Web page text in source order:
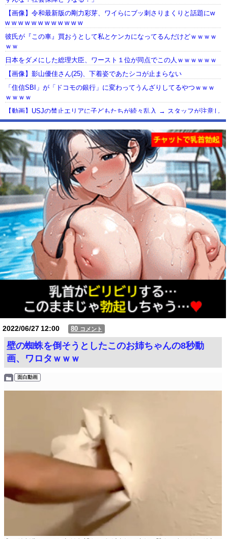
【画像】令和最新版の剛力彩芽、ワイらにブッ刺さりまくりと話題にw
w w w w w w w w w w w w
彼氏が『この車』買おうとして私とケンカになってるんだけどｗｗｗｗ
ｗｗ
日本をダメにした総理大臣、ワースト１位が同点でこの人ｗｗｗｗｗｗ
【画像】影山優佳さん(25)、下着姿であたシコが止まらない
「住信SBI」が「ドコモの銀行」に変わってうんざりしてるやつｗｗｗ
ｗｗｗｗ
【動画】USJの禁止エリアに子どもたちが続々乱入 → スタッフが注意し
ても止まらない事態に
Powered by livedoor 相互RSS
2022/06/2712:00 80 コメント
壁の蜘蛛を倒そうとしたこのお姉ちゃんの8秒動
画、ワロタｗｗｗ
面白動画